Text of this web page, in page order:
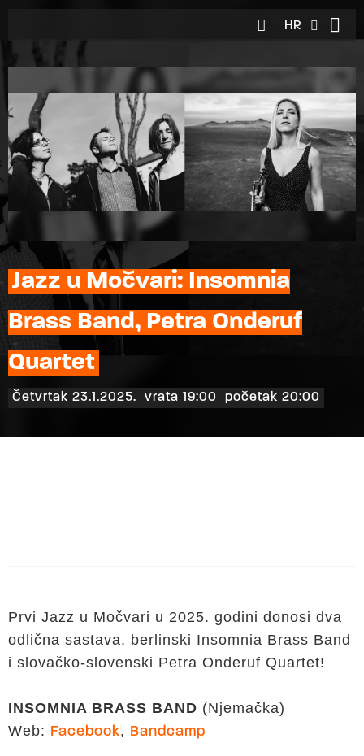
HR
EN
Jazz u Močvari: Insomnia
Brass Band, Petra Onderuf
Quartet
Četvrtak 23.1.2025. vrata 19:00 početak 20:00
Prvi Jazz u Močvari u 2025. godini donosi dva
odlična sastava, berlinski Insomnia Brass Band
i slovačko-slovenski Petra Onderuf Quartet!
INSOMNIA BRASS BAND (Njemačka)
Web: Facebook, Bandcamp